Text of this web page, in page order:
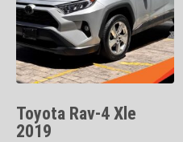
Toyota Rav-4 Xle
2019